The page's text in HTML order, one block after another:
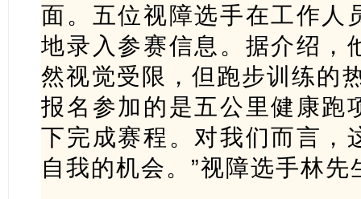
面。五位视障选手在工作人
地录入参赛信息。据介绍，
然视觉受限，但跑步训练的
报名参加的是五公里健康跑
下完成赛程。对我们而言，
自我的机会。”视障选手林先